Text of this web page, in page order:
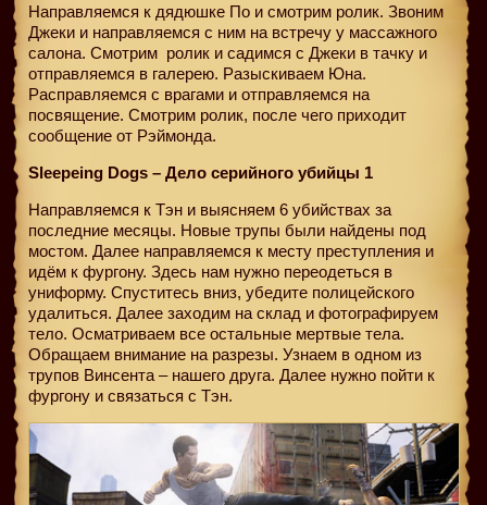
Направляемся к дядюшке По и смотрим ролик. Звоним
Джеки и направляемся с ним на встречу у массажного
салона. Смотрим ролик и садимся с Джеки в тачку и
отправляемся в галерею. Разыскиваем Юна.
Расправляемся с врагами и отправляемся на
посвящение. Смотрим ролик, после чего приходит
сообщение от Рэймонда.
Sleepeing Dogs – Дело серийного убийцы 1
Направляемся к Тэн и выясняем 6 убийствах за
последние месяцы. Новые трупы были найдены под
мостом. Далее направляемся к месту преступления и
идём к фургону. Здесь нам нужно переодеться в
униформу. Спуститесь вниз, убедите полицейского
удалиться. Далее заходим на склад и фотографируем
тело. Осматриваем все остальные мертвые тела.
Обращаем внимание на разрезы. Узнаем в одном из
трупов Винсента – нашего друга. Далее нужно пойти к
фургону и связаться с Тэн.